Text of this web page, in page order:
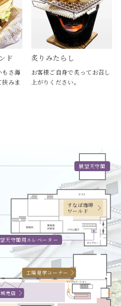
ド
もさ海
みま
炙りみたらし
お客様ご自身で炙ってお召し
上がりください。
売店
すなば珈琲
ワールド
工場見学コーナー
天守閣用エレベーター
展望天守閣